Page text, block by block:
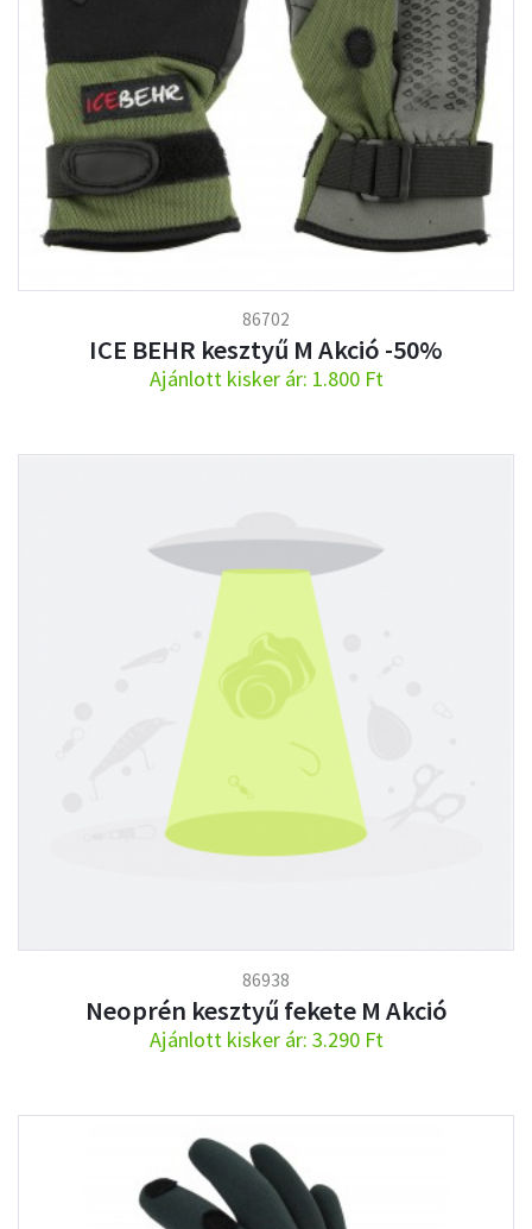
86702
ICE BEHR kesztyű M Akció -50%
Ajánlott kisker ár: 1.800 Ft
86938
Neoprén kesztyű fekete M Akció
Ajánlott kisker ár: 3.290 Ft